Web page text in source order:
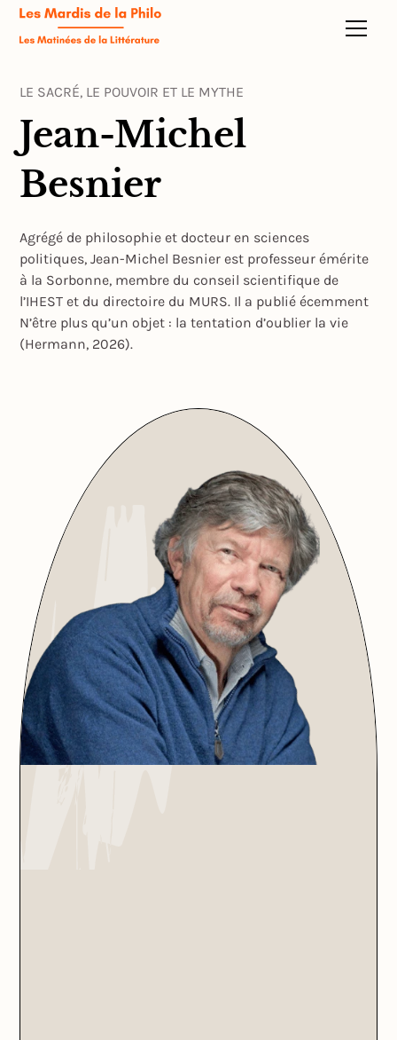
LE SACRÉ, LE POUVOIR ET LE MYTHE
Jean-Michel
Besnier
Agrégé de philosophie et docteur en sciences
politiques, Jean-Michel Besnier est professeur émérite
à la Sorbonne, membre du conseil scientifique de
l’IHEST et du directoire du MURS. Il a publié écemment
N’être plus qu’un objet : la tentation d’oublier la vie
(Hermann, 2026).